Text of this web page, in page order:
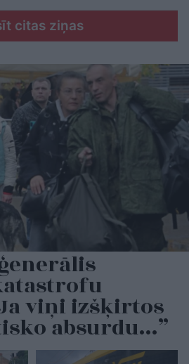
citas ziņas
viņi izšķirtos
absurdu…”